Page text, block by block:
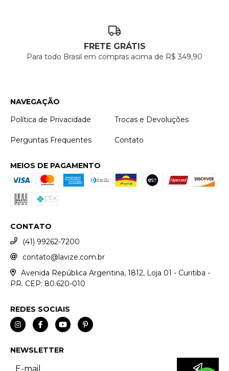
FRETE GRÁTIS
Para todo Brasil em compras acima de R$ 349,90
NAVEGAÇÃO
Política de Privacidade
Trocas e Devoluções
Perguntas Frequentes Contato
MEIOS DE PAGAMENTO
CONTATO
(41) 99262-7200
contato@lavize.com.br
Avenida República Argentina, 1812, Loja 01 - Curitiba -
PR. CEP: 80.620-010
REDES SOCIAIS
NEWSLETTER